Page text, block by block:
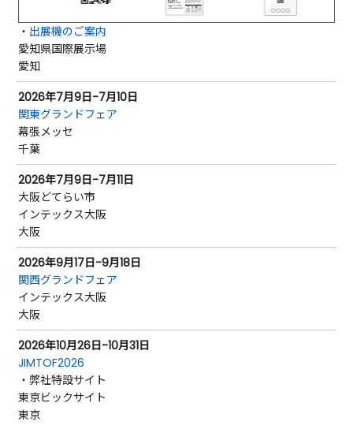
・ 出展機のご案内
愛知県国際展示場
愛知
2026年7月9日-7月10日
関東グランドフェア
幕張メッセ
千葉
2026年7月9日-7月11日
大阪どてらい市
インテックス大阪
大阪
2026年9月17日-9月18日
関西グランドフェア
インテックス大阪
大阪
2026年10月26日-10月31日
JIMTOF2026
・ 弊社特設サイト
東京ビックサイト
東京